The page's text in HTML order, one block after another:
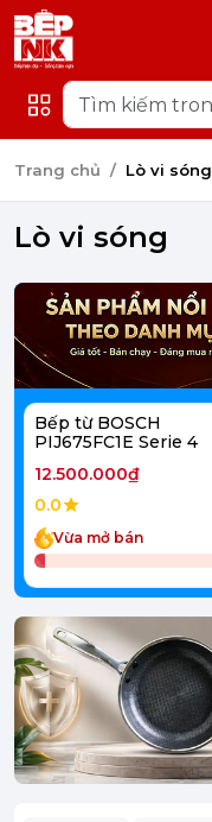
Trang chủ Lò vi sóng
Lò vi sóng
Bếp từ BOSCH
PIJ675FC1E Serie 4
12.500.000₫
0.0
Vừa mở bán